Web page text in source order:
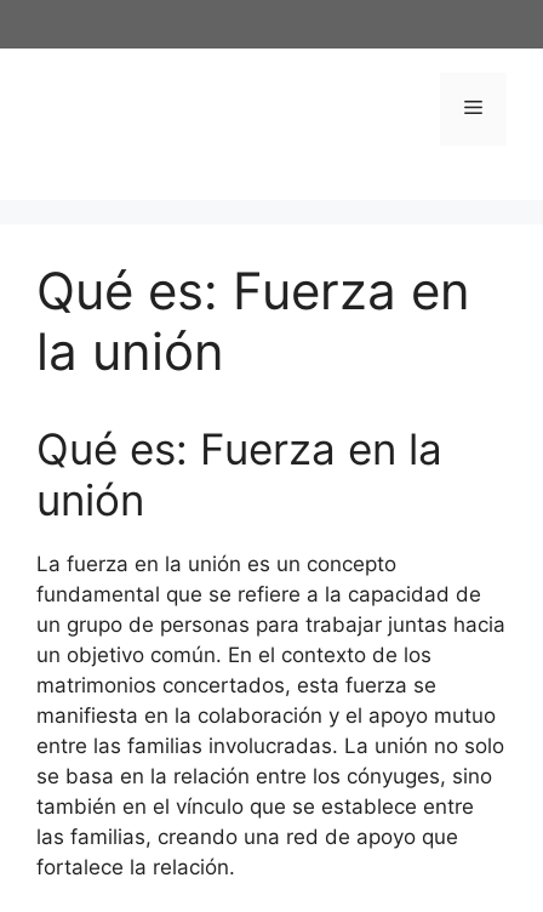
al
Menú
Qué es: Fuerza en
la unión
Qué es: Fuerza en la
unión
La fuerza en la unión es un concepto
fundamental que se refiere a la capacidad de
un grupo de personas para trabajar juntas hacia
un objetivo común. En el contexto de los
matrimonios concertados, esta fuerza se
manifiesta en la colaboración y el apoyo mutuo
entre las familias involucradas. La unión no solo
se basa en la relación entre los cónyuges, sino
también en el vínculo que se establece entre
las familias, creando una red de apoyo que
fortalece la relación.